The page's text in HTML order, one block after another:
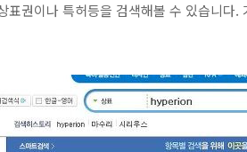
표권이나 특허등을 검색해볼 수 있습니